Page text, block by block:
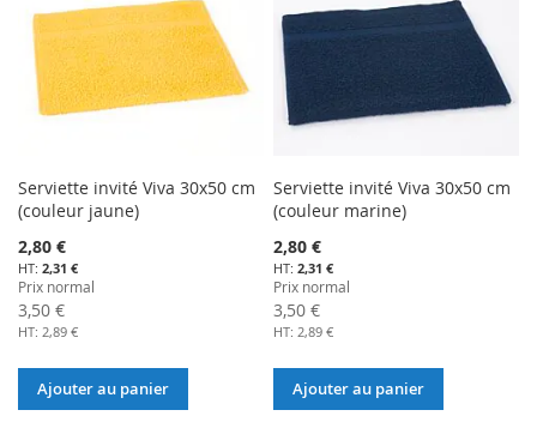
Serviette invité Viva 30x50 cm
(couleur jaune)
Prix
Spécial
2,80 €
2,31 €
Prix normal
3,50 €
2,89 €
Ajouter au panier
Serviette invité Viva 30x50 cm
(couleur marine)
Prix
Spécial
2,80 €
2,31 €
Prix normal
3,50 €
2,89 €
Ajouter au panier